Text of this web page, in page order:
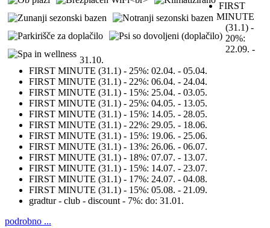
FIRST
MINUTE
(31.1) -
20%:
22.09. -
31.10.
FIRST MINUTE (31.1) - 25%: 02.04. - 05.04.
FIRST MINUTE (31.1) - 22%: 06.04. - 24.04.
FIRST MINUTE (31.1) - 15%: 25.04. - 03.05.
FIRST MINUTE (31.1) - 25%: 04.05. - 13.05.
FIRST MINUTE (31.1) - 15%: 14.05. - 28.05.
FIRST MINUTE (31.1) - 22%: 29.05. - 18.06.
FIRST MINUTE (31.1) - 15%: 19.06. - 25.06.
FIRST MINUTE (31.1) - 13%: 26.06. - 06.07.
FIRST MINUTE (31.1) - 18%: 07.07. - 13.07.
FIRST MINUTE (31.1) - 15%: 14.07. - 23.07.
FIRST MINUTE (31.1) - 17%: 24.07. - 04.08.
FIRST MINUTE (31.1) - 15%: 05.08. - 21.09.
gradtur - club - discount - 7%: do: 31.01.
podrobno ...